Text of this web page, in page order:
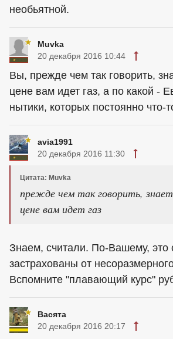
необьятной.
Muvka
20 декабря 2016 10:44
Вы, прежде чем так говорить,
цене вам идет газ, а по какой -
нытики, которых постоянно что-
avia1991
20 декабря 2016 11:30
Цитата: Muvka
прежде чем так говорить,
цене вам идет газ
Знаем, считали. По-Вашему, это
застрахованы от
Вспомните "плавающий курс"
Васята
20 декабря 2016 20:17